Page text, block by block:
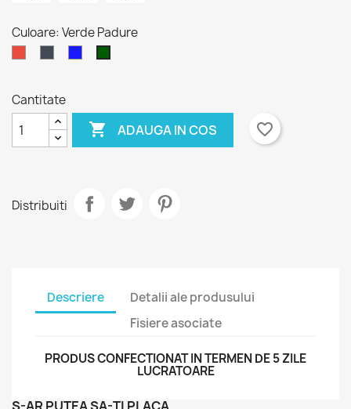
Culoare: Verde Padure
Cantitate
 ADAUGA IN COS favorite_border
Distribuiti
Descriere
Detalii ale produsului
Fisiere asociate
PRODUS CONFECTIONAT IN TERMEN DE 5 ZILE
LUCRATOARE